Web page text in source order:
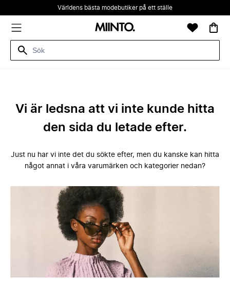
Världens bästa modebutiker på ett ställe
Vi är ledsna att vi inte kunde hitta
den sida du letade efter.
Just nu har vi inte det du sökte efter, men du kanske kan hitta
något annat i våra varumärken och kategorier nedan?